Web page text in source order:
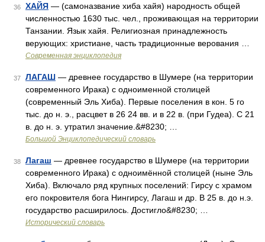
36 ХАЙЯ — (самоназвание хиба хайя) народность общей
численностью 1630 тыс. чел., проживающая на территории
Танзании. Язык хайя. Религиозная принадлежность
верующих: христиане, часть традиционные верования …
Современная энциклопедия
37 ЛАГАШ — древнее государство в Шумере (на территории
современного Ирака) с одноименной столицей
(современный Эль Хиба). Первые поселения в кон. 5 го
тыс. до н. э., расцвет в 26 24 вв. и в 22 в. (при Гудеа). С 21
в. до н. э. утратил значение.&#8230; …
Большой Энциклопедический словарь
38 Лагаш — древнее государство в Шумере (на территории
современного Ирака) с одноимённой столицей (ныне Эль
Хиба). Включало ряд крупных поселений: Гирсу с храмом
его покровителя бога Нингирсу, Лагаш и др. В 25 в. до н.э.
государство расширилось. Достигло&#8230; …
Исторический словарь